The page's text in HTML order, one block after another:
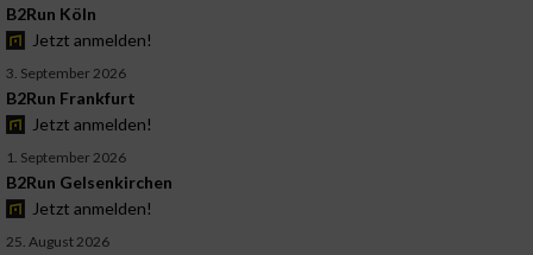
B2Run Köln
Jetzt anmelden!
3. September 2026
B2Run Frankfurt
Jetzt anmelden!
1. September 2026
B2Run Gelsenkirchen
Jetzt anmelden!
25. August 2026